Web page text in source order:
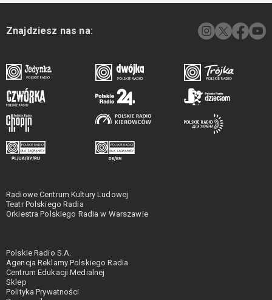
Znajdziesz nas na:
Radiowe Centrum Kultury Ludowej
Teatr Polskiego Radia
Orkiestra Polskiego Radia w Warszawie
Polskie Radio S.A.
Agencja Reklamy Polskiego Radia
Centrum Edukacji Medialnej
Sklep
Polityka Prywatności